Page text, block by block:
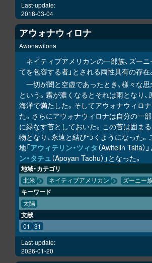
Last-update:
2018-03-04
アウォナウィロナ
Awonawilona
ネイティブアメリカンの一部族、ズーニ
てを包容する者」とされる両性具有の存在。
一切が闇と空虚であったとき、様々な
という。霧が濃くなるとそれは雨となり
海洋で満たした。そしてアウォナウィロ
た。さらにアウォナウィロナは自分の一
に緑なす苔としておいた。この苔は固ま
物となり、永遠と結びつくようになった
地「アウィテリン・ツィタ （Awitelin Tsita）
ン・タチュ（Apoyan Tachu）」となった。
地域・カテゴリ
北米 ネイティブアメリカン ズーニー
キーワード
太陽
文献
01 31
Last-update:
2026-01-20